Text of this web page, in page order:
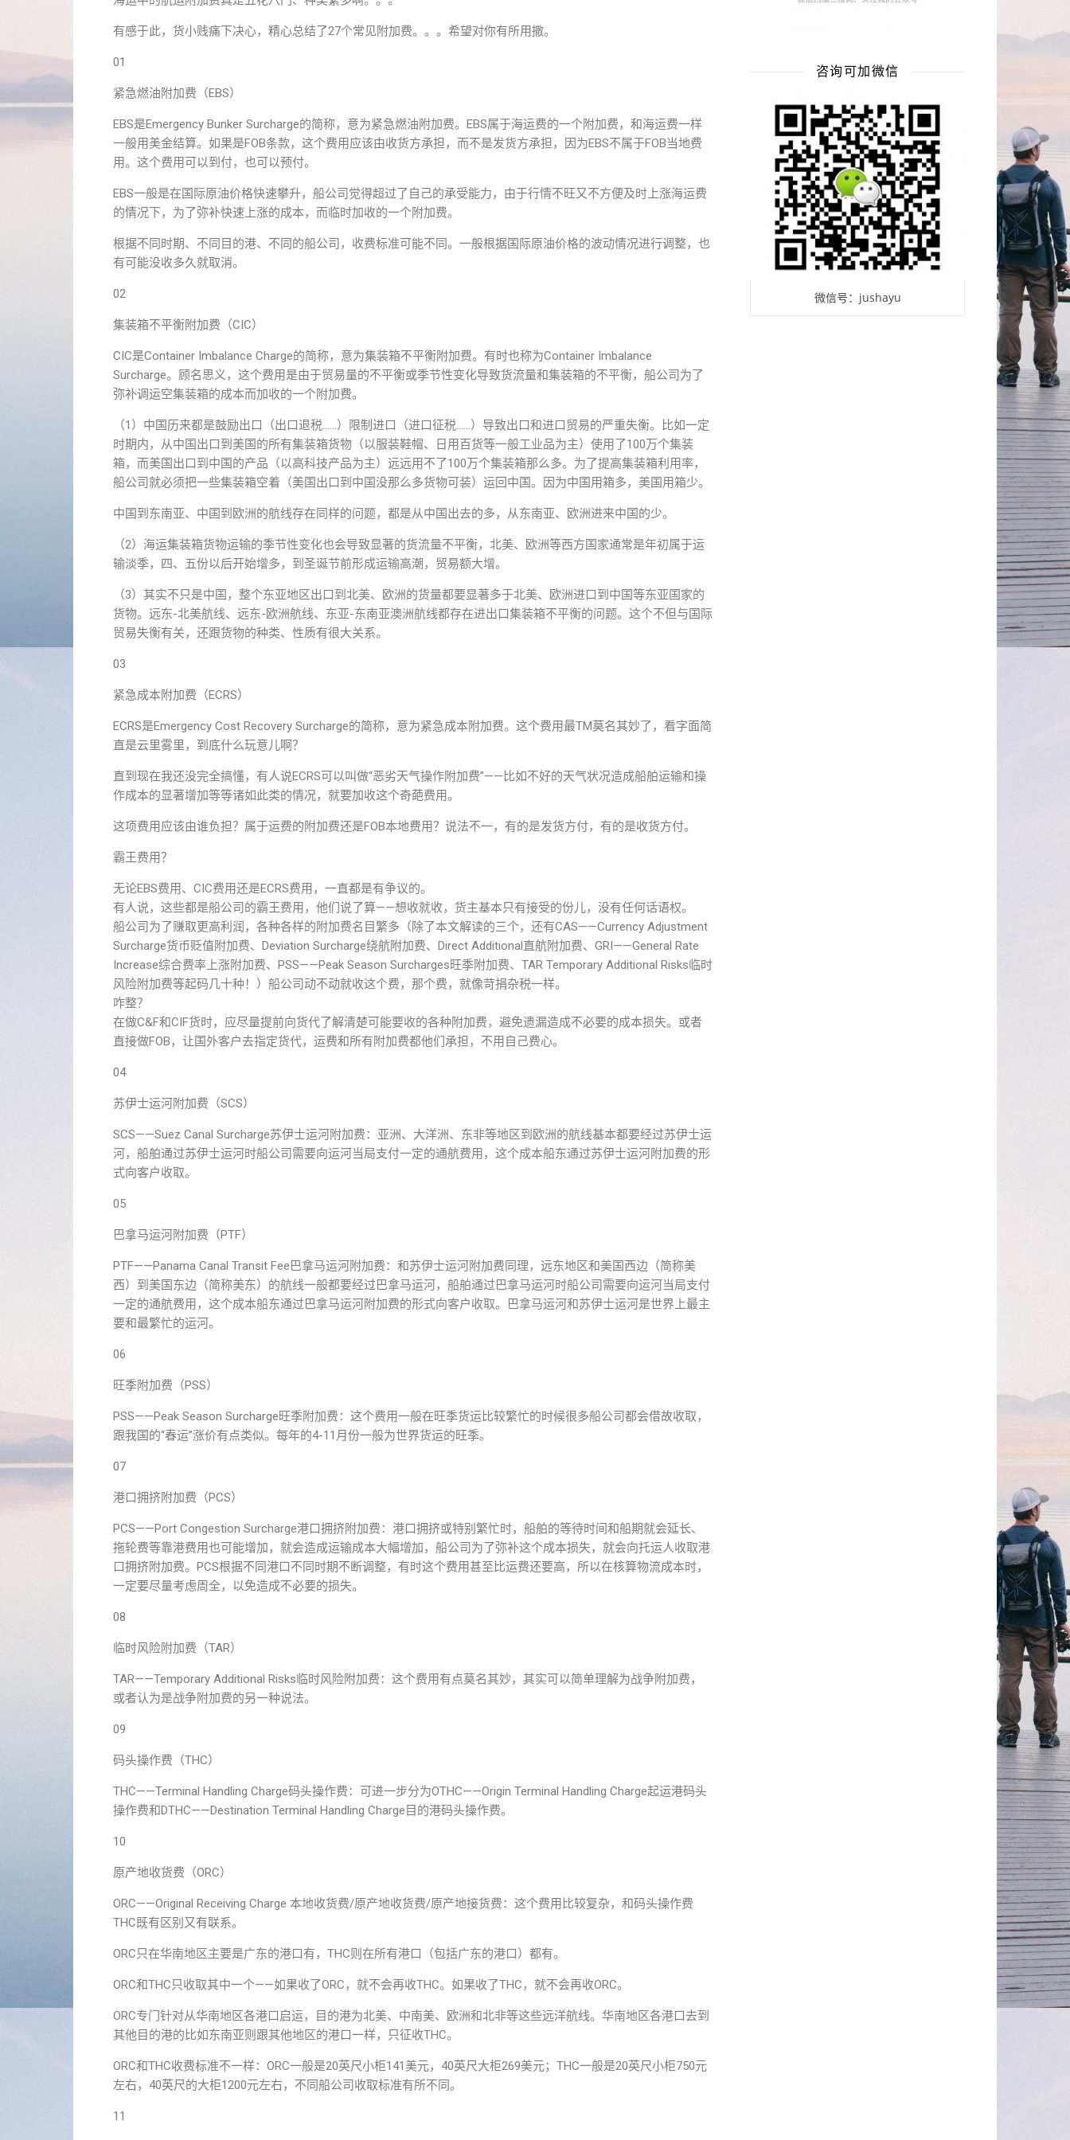
有感于此，货小贱痛下决心，精心总结了27个常见附加费。。。希望对你有所用撒。
01
紧急燃油附加费（EBS）
EBS是Emergency Bunker Surcharge的简称，意为紧急燃油附加费。EBS属于海运费的一个附加费，和海运费一样
一般用美金结算。如果是FOB条款，这个费用应该由收货方承担，而不是发货方承担，因为EBS不属于FOB当地费
用。这个费用可以到付，也可以预付。
EBS一般是在国际原油价格快速攀升，船公司觉得超过了自己的承受能力，由于行情不旺又不方便及时上涨海运费
的情况下，为了弥补快速上涨的成本，而临时加收的一个附加费。
根据不同时期、不同目的港、不同的船公司，收费标准可能不同。一般根据国际原油价格的波动情况进行调整，也
有可能没收多久就取消。
02
集装箱不平衡附加费（CIC）
CIC是Container Imbalance Charge的简称，意为集装箱不平衡附加费。有时也称为Container Imbalance
Surcharge。顾名思义，这个费用是由于贸易量的不平衡或季节性变化导致货流量和集装箱的不平衡，船公司为了
弥补调运空集装箱的成本而加收的一个附加费。
（1）中国历来都是鼓励出口（出口退税……）限制进口（进口征税……）导致出口和进口贸易的严重失衡。比如一定
时期内，从中国出口到美国的所有集装箱货物（以服装鞋帽、日用百货等一般工业品为主）使用了100万个集装
箱，而美国出口到中国的产品（以高科技产品为主）远远用不了100万个集装箱那么多。为了提高集装箱利用率，
船公司就必须把一些集装箱空着（美国出口到中国没那么多货物可装）运回中国。因为中国用箱多，美国用箱少。
中国到东南亚、中国到欧洲的航线存在同样的问题，都是从中国出去的多，从东南亚、欧洲进来中国的少。
（2）海运集装箱货物运输的季节性变化也会导致显著的货流量不平衡，北美、欧洲等西方国家通常是年初属于运
输淡季，四、五份以后开始增多，到圣诞节前形成运输高潮，贸易额大增。
（3）其实不只是中国，整个东亚地区出口到北美、欧洲的货量都要显著多于北美、欧洲进口到中国等东亚国家的
货物。远东-北美航线、远东-欧洲航线、东亚-东南亚澳洲航线都存在进出口集装箱不平衡的问题。这个不但与国际
贸易失衡有关，还跟货物的种类、性质有很大关系。
03
紧急成本附加费（ECRS）
ECRS是Emergency Cost Recovery Surcharge的简称，意为紧急成本附加费。这个费用最TM莫名其妙了，看字面简
直是云里雾里，到底什么玩意儿啊？
直到现在我还没完全搞懂，有人说ECRS可以叫做“恶劣天气操作附加费”——比如不好的天气状况造成船舶运输和操
作成本的显著增加等等诸如此类的情况，就要加收这个奇葩费用。
这项费用应该由谁负担？属于运费的附加费还是FOB本地费用？说法不一，有的是发货方付，有的是收货方付。
霸王费用？
无论EBS费用、CIC费用还是ECRS费用，一直都是有争议的。
有人说，这些都是船公司的霸王费用，他们说了算——想收就收，货主基本只有接受的份儿，没有任何话语权。
船公司为了赚取更高利润，各种各样的附加费名目繁多（除了本文解读的三个，还有CAS——Currency Adjustment
Surcharge货币贬值附加费、Deviation Surcharge绕航附加费、Direct Additional直航附加费、GRI——General Rate
Increase综合费率上涨附加费、PSS——Peak Season Surcharges旺季附加费、TAR Temporary Additional Risks临时
风险附加费等起码几十种！）船公司动不动就收这个费，那个费，就像苛捐杂税一样。
咋整？
在做C&F和CIF货时，应尽量提前向货代了解清楚可能要收的各种附加费，避免遗漏造成不必要的成本损失。或者
直接做FOB，让国外客户去指定货代，运费和所有附加费都他们承担，不用自己费心。
04
苏伊士运河附加费（SCS）
SCS——Suez Canal Surcharge苏伊士运河附加费：亚洲、大洋洲、东非等地区到欧洲的航线基本都要经过苏伊士运
河，船舶通过苏伊士运河时船公司需要向运河当局支付一定的通航费用，这个成本船东通过苏伊士运河附加费的形
式向客户收取。
05
巴拿马运河附加费（PTF）
PTF——Panama Canal Transit Fee巴拿马运河附加费：和苏伊士运河附加费同理，远东地区和美国西边（简称美
西）到美国东边（简称美东）的航线一般都要经过巴拿马运河，船舶通过巴拿马运河时船公司需要向运河当局支付
一定的通航费用，这个成本船东通过巴拿马运河附加费的形式向客户收取。巴拿马运河和苏伊士运河是世界上最主
要和最繁忙的运河。
06
旺季附加费（PSS）
PSS——Peak Season Surcharge旺季附加费：这个费用一般在旺季货运比较繁忙的时候很多船公司都会借故收取，
跟我国的“春运”涨价有点类似。每年的4-11月份一般为世界货运的旺季。
07
港口拥挤附加费（PCS）
PCS——Port Congestion Surcharge港口拥挤附加费：港口拥挤或特别繁忙时，船舶的等待时间和船期就会延长、
拖轮费等靠港费用也可能增加，就会造成运输成本大幅增加，船公司为了弥补这个成本损失，就会向托运人收取港
口拥挤附加费。PCS根据不同港口不同时期不断调整，有时这个费用甚至比运费还要高，所以在核算物流成本时，
一定要尽量考虑周全，以免造成不必要的损失。
08
临时风险附加费（TAR）
TAR——Temporary Additional Risks临时风险附加费：这个费用有点莫名其妙，其实可以简单理解为战争附加费，
或者认为是战争附加费的另一种说法。
09
码头操作费（THC）
THC——Terminal Handling Charge码头操作费：可进一步分为OTHC——Origin Terminal Handling Charge起运港码头
操作费和DTHC——Destination Terminal Handling Charge目的港码头操作费。
10
原产地收货费（ORC）
ORC——Original Receiving Charge 本地收货费/原产地收货费/原产地接货费：这个费用比较复杂，和码头操作费
THC既有区别又有联系。
ORC只在华南地区主要是广东的港口有，THC则在所有港口（包括广东的港口）都有。
ORC和THC只收取其中一个——如果收了ORC，就不会再收THC。如果收了THC，就不会再收ORC。
ORC专门针对从华南地区各港口启运，目的港为北美、中南美、欧洲和北非等这些远洋航线。华南地区各港口去到
其他目的港的比如东南亚则跟其他地区的港口一样，只征收THC。
ORC和THC收费标准不一样：ORC一般是20英尺小柜141美元，40英尺大柜269美元；THC一般是20英尺小柜750元
左右，40英尺的大柜1200元左右，不同船公司收取标准有所不同。
11
咨询可加微信
微信号：jushayu